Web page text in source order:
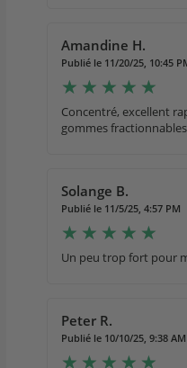
Amandine H.
Publié le 11/20/25, 10:45
Concentré, excellent
gommes
Solange B.
Publié le 11/5/25, 4:57 PM
Un peu trop fort pour
Peter R.
Publié le 10/10/25, 9:38 AM